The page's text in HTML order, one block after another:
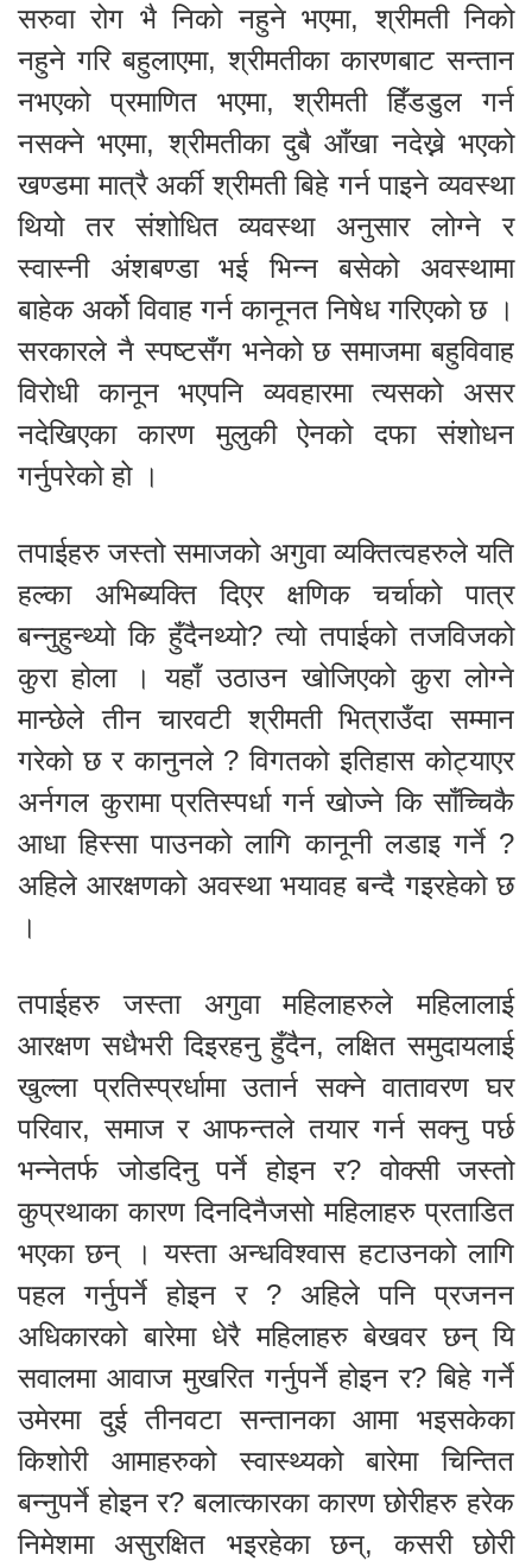
सरुवा रोग भै निको नहुने भएमा, श्रीमती निको
नहुने गरि बहुलाएमा, श्रीमतीका कारणबाट सन्तान
नभएको प्रमाणित भएमा, श्रीमती हिँडडुल गर्न
नसक्ने भएमा, श्रीमतीका दुबै आँखा नदेख्ने भएको
खण्डमा मात्रै अर्की श्रीमती बिहे गर्न पाइने व्यवस्था
थियो तर संशोधित व्यवस्था अनुसार लोग्ने र
स्वास्नी अंशबण्डा भई भिन्न बसेको अवस्थामा
बाहेक अर्को विवाह गर्न कानूनत निषेध गरिएको छ ।
सरकारले नै स्पष्टसँग भनेको छ समाजमा बहुविवाह
विरोधी कानून भएपनि व्यवहारमा त्यसको असर
नदेखिएका कारण मुलुकी ऐनको दफा संशोधन
गर्नुपरेको हो ।
तपाईहरु जस्तो समाजको अगुवा व्यक्तित्वहरुले यति
हल्का अभिब्यक्ति दिएर क्षणिक चर्चाको पात्र
बन्नुहुन्थ्यो कि हुँदैनथ्यो? त्यो तपाईको तजविजको
कुरा होला । यहाँ उठाउन खोजिएको कुरा लोग्ने
मान्छेले तीन चारवटी श्रीमती भित्राउँदा सम्मान
गरेको छ र कानुनले ? विगतको इतिहास कोट्याएर
अर्नगल कुरामा प्रतिस्पर्धा गर्न खोज्ने कि साँच्चिकै
आधा हिस्सा पाउनको लागि कानूनी लडाइ गर्ने ?
अहिले आरक्षणको अवस्था भयावह बन्दै गइरहेको छ
।
तपाईहरु जस्ता अगुवा महिलाहरुले महिलालाई
आरक्षण सधैभरी दिइरहनु हुँदैन, लक्षित समुदायलाई
खुल्ला प्रतिस्प्रर्धामा उतार्न सक्ने वातावरण घर
परिवार, समाज र आफन्तले तयार गर्न सक्नु पर्छ
भन्नेतर्फ जोडदिनु पर्ने होइन र? वोक्सी जस्तो
कुप्रथाका कारण दिनदिनैजसो महिलाहरु प्रताडित
भएका छन् । यस्ता अन्धविश्वास हटाउनको लागि
पहल गर्नुपर्ने होइन र ? अहिले पनि प्रजनन
अधिकारको बारेमा धेरै महिलाहरु बेखवर छन् यि
सवालमा आवाज मुखरित गर्नुपर्ने होइन र? बिहे गर्ने
उमेरमा दुई तीनवटा सन्तानका आमा भइसकेका
किशोरी आमाहरुको स्वास्थ्यको बारेमा चिन्तित
बन्नुपर्ने होइन र? बलात्कारका कारण छोरीहरु हरेक
निमेशमा असुरक्षित भइरहेका छन्, कसरी छोरी